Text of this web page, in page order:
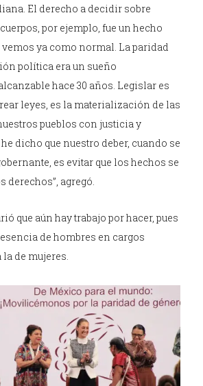
El derecho a decidir sobre
por ejemplo, fue un hecho
ya como normal. La paridad
política era un sueño
hace 30 años. Legislar es
leyes, es la materialización de las
pueblos con justicia y
dicho que nuestro deber, cuando se
es evitar que los hechos se
derechos”, agregó.
que aún hay trabajo por hacer, pues
de hombres en cargos
de mujeres.